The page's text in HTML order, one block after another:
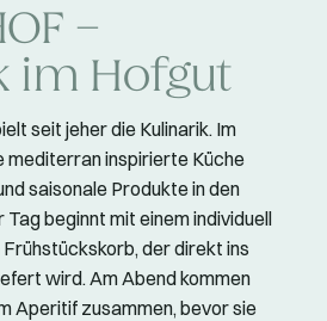
–
im Hofgut
seit jeher die Kulinarik. Im
mediterran inspirierte Küche
saisonale Produkte in den
beginnt mit einem individuell
der direkt ins
wird. Am Abend kommen
Aperitif zusammen, bevor sie